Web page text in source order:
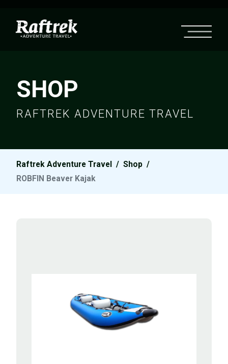
SHOP
RAFTREK ADVENTURE TRAVEL
Raftrek Adventure Travel / Shop /
ROBFIN Beaver Kajak